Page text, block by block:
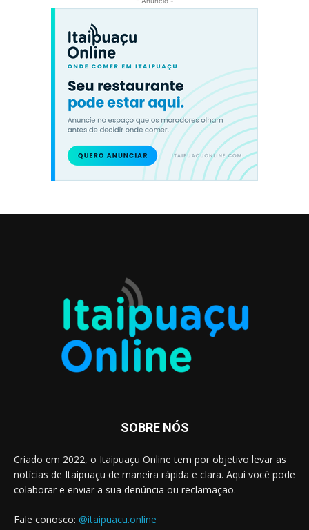
SOBRE NÓS
Criado em 2022, o Itaipuaçu Online tem por objetivo levar as
notícias de Itaipuaçu de maneira rápida e clara. Aqui você pode
colaborar e enviar a sua denúncia ou reclamação.
Fale conosco: @itaipuacu.online